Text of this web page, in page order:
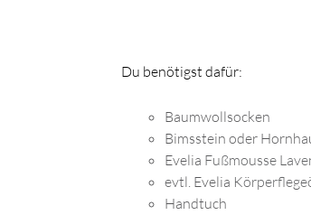
Du benötigst dafür:
Baumwollsocken
Bimsstein oder
Evelia Fußmousse
evtl. Evelia
Handtuch